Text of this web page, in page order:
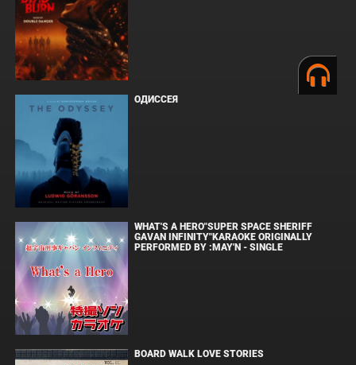
ОДИССЕЯ
WHAT'S A HERO"SUPER SPACE SHERIFF
GAVAN INFINITY"KARAOKE ORIGINALLY
PERFORMED BY :MAY'N - SINGLE
BOARD WALK LOVE STORIES